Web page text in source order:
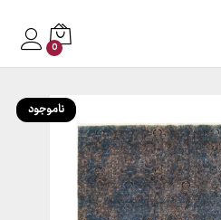
0
ناموجود